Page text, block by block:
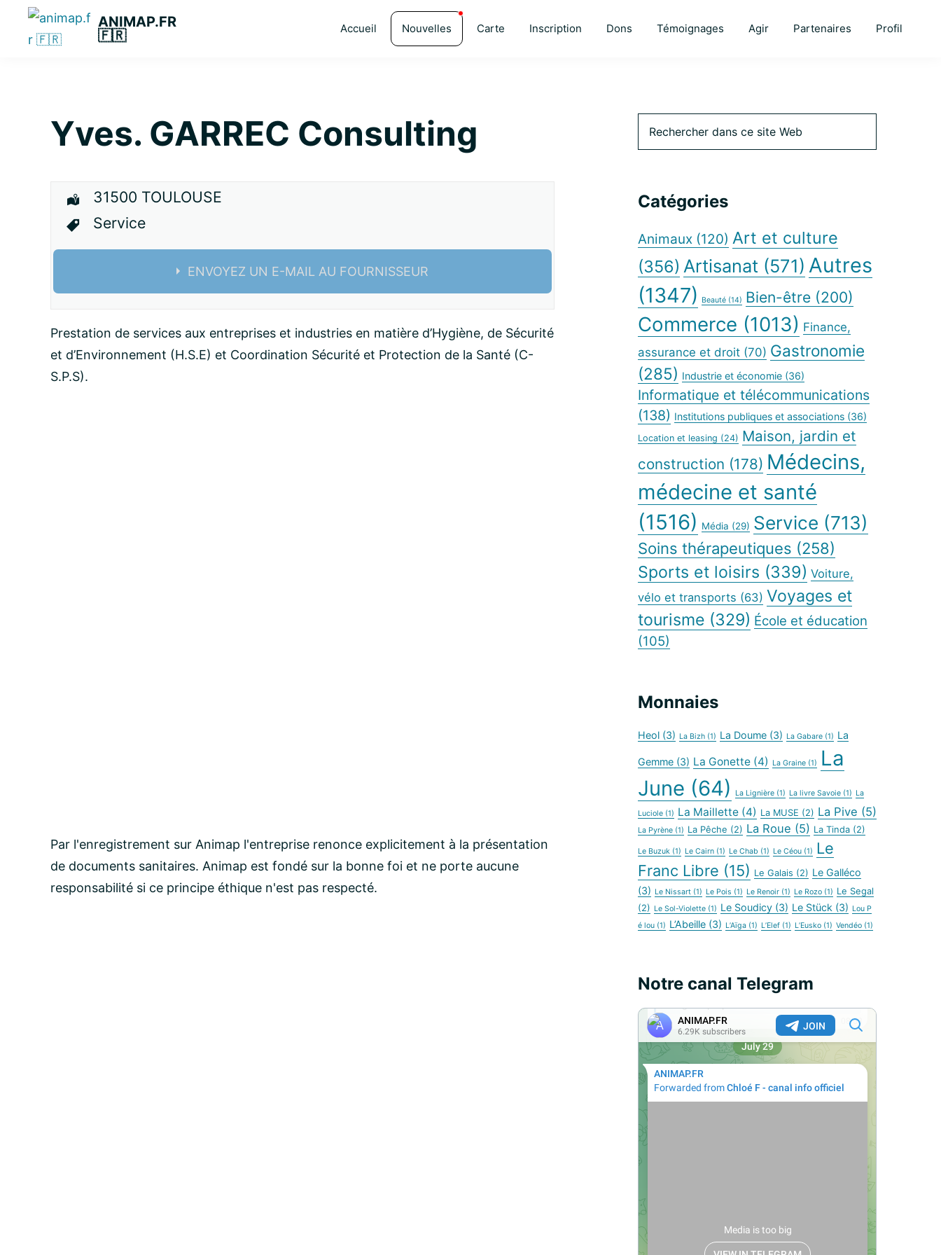
Passer
Passer
Passer
principale
ANIMAP.FR
🇫🇷
Accueil Nouvelles Carte Inscription Dons Témoignages Agir Partenaires Profil
Yves. GARREC Consulting
31500 TOULOUSE
Service
ENVOYEZ UN E-MAIL AU FOURNISSEUR
email:
Prestation de services aux entreprises et industries en matière d’Hygiène, de Sécurité
et d’Environnement (H.S.E) et Coordination Sécurité et Protection de la Santé (C-
S.P.S).
Par l'enregistrement sur Animap l'entreprise renonce explicitement à la présentation
de documents sanitaires. Animap est fondé sur la bonne foi et ne porte aucune
responsabilité si ce principe éthique n'est pas respecté.
Barre
principale
dans
Catégories
Animaux (120) Art et culture
(356) Artisanat (571) Autres
(1347)
Beauté (14) Bien-être (200)
Commerce (1013) Finance,
assurance et droit (70) Gastronomie
(285) Industrie et économie (36)
Informatique et télécommunications
(138) Institutions publiques et associations (36)
Location et leasing (24) Maison, jardin et
construction (178) Médecins,
médecine et santé
(1516) Média (29) Service (713)
Soins thérapeutiques (258)
Sports et loisirs (339) Voiture,
vélo et transports (63) Voyages et
tourisme (329) École et éducation
(105)
Monnaies
Heol (3) La Bizh (1) La Doume (3) La Gabare (1) La
Gemme (3) La Gonette (4) La Graine (1)
La
June (64) La Lignière (1) La livre Savoie (1) La
Luciole (1) La Maillette (4) La MUSE (2) La Pive (5)
La Pyrène (1) La Pêche (2) La Roue (5) La Tinda (2)
Le Buzuk (1) Le Cairn (1) Le Chab (1) Le Céou (1)
Le
Franc Libre (15) Le Galais (2) Le Galléco
(3) Le Nissart (1) Le Pois (1) Le Renoir (1) Le Rozo (1) Le Segal
(2) Le Sol-Violette (1) Le Soudicy (3) Le Stück (3) Lou P
é lou (1) L’Abeille (3) L’Aïga (1) L’Elef (1) L’Eusko (1) Vendéo (1)
Notre canal Telegram